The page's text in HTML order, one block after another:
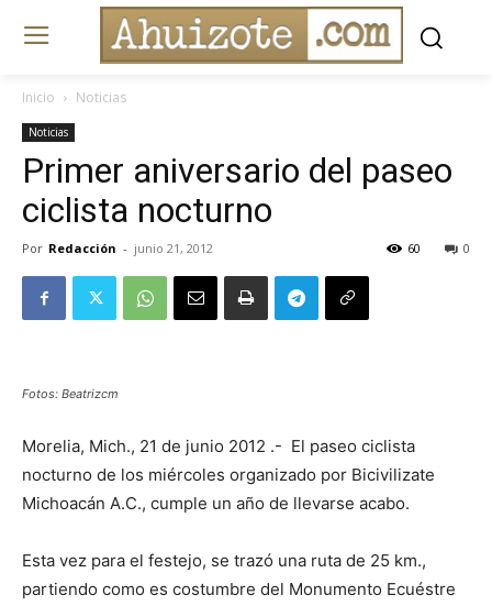
Inicio Noticias
Noticias
Primer aniversario del paseo
ciclista nocturno
Por Redacción - junio 21, 2012 0
60
Fotos: Beatrizcm
Morelia, Mich., 21 de junio 2012 .- El paseo ciclista
nocturno de los miércoles organizado por Bicivilizate
Michoacán A.C., cumple un año de llevarse acabo.
Esta vez para el festejo, se trazó una ruta de 25 km.,
partiendo como es costumbre del Monumento Ecuéstre